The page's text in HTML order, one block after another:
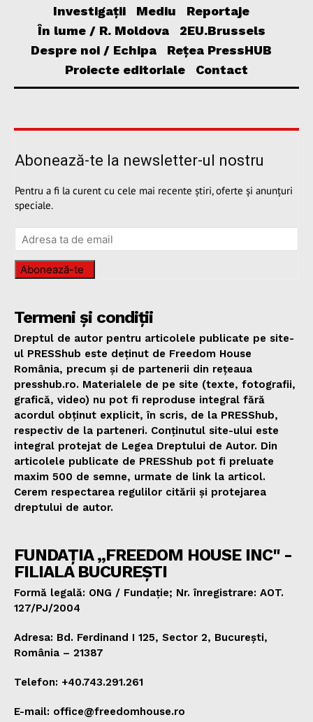
Investigații
Mediu
Reportaje
În lume / R. Moldova
2EU.Brussels
Despre noi / Echipa
Rețea PressHUB
Proiecte editoriale
Contact
Abonează-te la newsletter-ul nostru
Pentru a fi la curent cu cele mai recente știri, oferte și anunțuri
speciale.
Abonează-te
Termeni și condiții
Dreptul de autor pentru articolele publicate pe site-
ul PRESShub este deținut de Freedom House
România, precum și de partenerii din rețeaua
presshub.ro. Materialele de pe site (texte, fotografii,
grafică, video) nu pot fi reproduse integral fără
acordul obținut explicit, în scris, de la PRESShub,
respectiv de la parteneri. Conținutul site-ului este
integral protejat de Legea Dreptului de Autor. Din
articolele publicate de PRESShub pot fi preluate
maxim 500 de semne, urmate de link la articol.
Cerem respectarea regulilor citării și protejarea
dreptului de autor.
FUNDAȚIA „FREEDOM HOUSE INC" -
FILIALA BUCUREȘTI
Formă legală: ONG / Fundație; Nr. înregistrare: AOT.
127/PJ/2004
Adresa: Bd. Ferdinand I 125, Sector 2, București,
România – 21387
Telefon: +40.743.291.261
E-mail: office@freedomhouse.ro